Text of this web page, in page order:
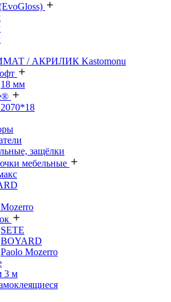
/ АКРИЛИК Kastomonu
18 мм
защёлки
мебельные
SETE
BOYARD
Paolo Mozerro
3 м